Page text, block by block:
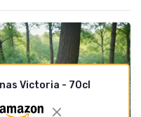
Victoria - 70cl